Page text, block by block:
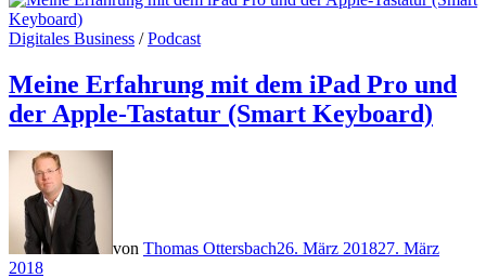
Digitales Business /Podcast
Meine Erfahrung mit dem iPad Pro und
der Apple-Tastatur (Smart Keyboard)
von Thomas Ottersbach26. März 201827. März
2018